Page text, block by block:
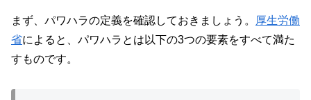
まず、パワハラの定義を確認しておきましょう。
厚生労働
省によると、パワハラとは以下の3つの要素をすべて満た
すものです。